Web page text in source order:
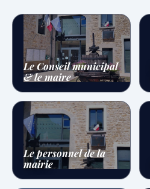
Le Conseil municipal
& le maire
Le personnel de la
mairie